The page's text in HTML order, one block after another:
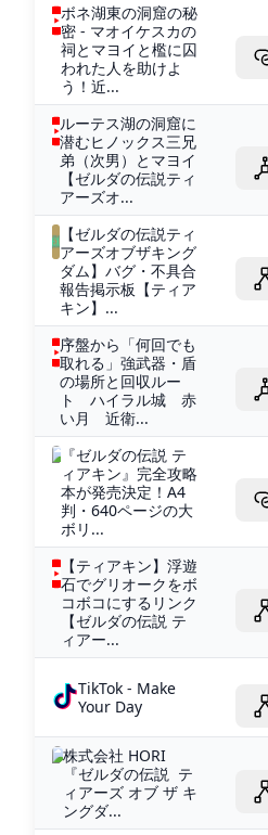
ボネ湖東の洞窟の秘
密 - マオイケスカの
祠とマヨイと檻に囚
われた人を助けよ
う！近...
ルーテス湖の洞窟に
潜むヒノックス三兄
弟（次男）とマヨイ
【ゼルダの伝説ティ
アーズオ...
【ゼルダの伝説ティ
アーズオブザキング
ダム】バグ・不具合
報告掲示板【ティア
キン】...
序盤から「何回でも
取れる」強武器・盾
の場所と回収ルー
ト ハイラル城 赤
い月 近衛...
『ゼルダの伝説 テ
ィアキン』完全攻略
本が発売決定！A4
判・640ページの大
ボリ...
【ティアキン】浮遊
石でグリオークをボ
コボコにするリンク
【ゼルダの伝説 テ
ィアー...
TikTok - Make
Your Day
株式会社 HORI
『ゼルダの伝説 テ
ィアーズ オブ ザ キ
ングダ...